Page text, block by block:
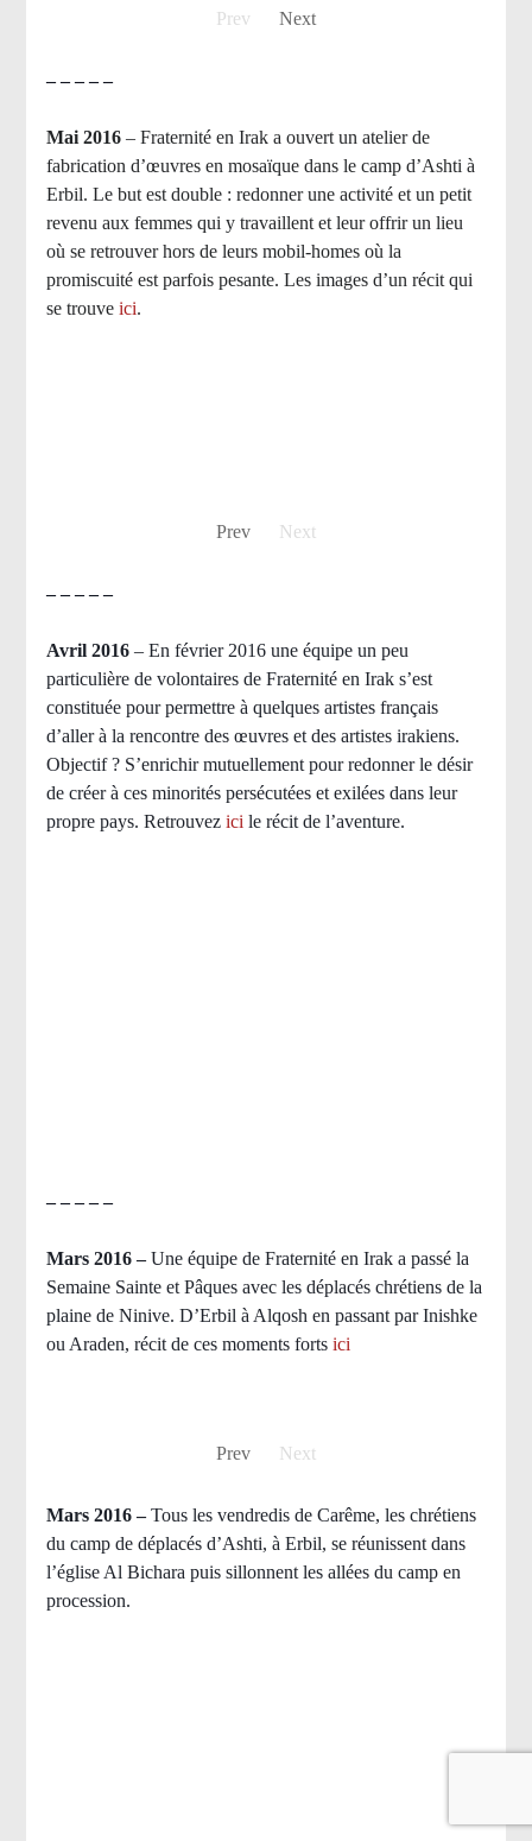
Prev Next
– – – – –
Mai 2016– Fraternité en Irak a ouvert un atelier de
fabrication d’œuvres en mosaïque dans le camp d’Ashti à
Erbil. Le but est double : redonner une activité et un petit
revenu aux femmes qui y travaillent et leur offrir un lieu
où se retrouver hors de leurs mobil-homes où la
promiscuité est parfois pesante. Les images d’un récit qui
se trouve ici.
Prev Next
– – – – –
Avril 2016– En février 2016 une équipe un peu
particulière de volontaires de Fraternité en Irak s’est
constituée pour permettre à quelques artistes français
d’aller à la rencontre des œuvres et des artistes irakiens.
Objectif ? S’enrichir mutuellement pour redonner le désir
de créer à ces minorités persécutées et exilées dans leur
propre pays. Retrouvez ici le récit de l’aventure.
– – – – –
Mars 2016 –Une équipe de Fraternité en Irak a passé la
Semaine Sainte et Pâques avec les déplacés chrétiens de la
plaine de Ninive. D’Erbil à Alqosh en passant par Inishke
ou Araden, récit de ces moments forts ici
Prev Next
Mars 2016 –Tous les vendredis de Carême, les chrétiens
du camp de déplacés d’Ashti, à Erbil, se réunissent dans
l’église Al Bichara puis sillonnent les allées du camp en
procession.